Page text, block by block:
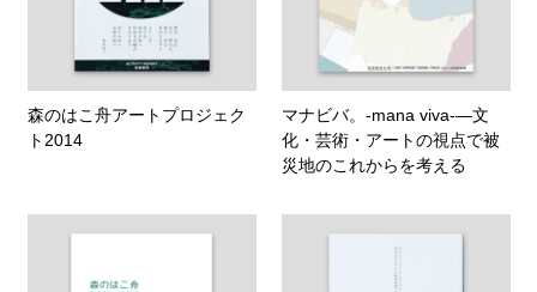
森のはこ舟アートプロジェク
ト2014
マナビバ。-mana viva-―文
化・芸術・アートの視点で被
災地のこれからを考える